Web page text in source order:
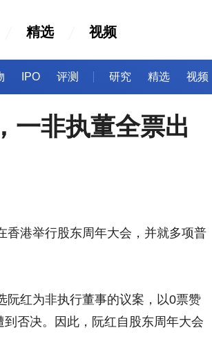
精选 视频
IPO 评测 研究 精选 视频
一非执董全票出
香港举行股东周年大会，并就多项普
阮红为非执行董事的议案，以0票赞
否决。因此，阮红自股东周年大会